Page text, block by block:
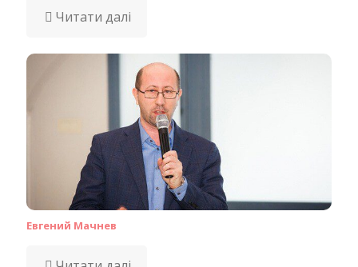
Читати далі
Евгений Мачнев